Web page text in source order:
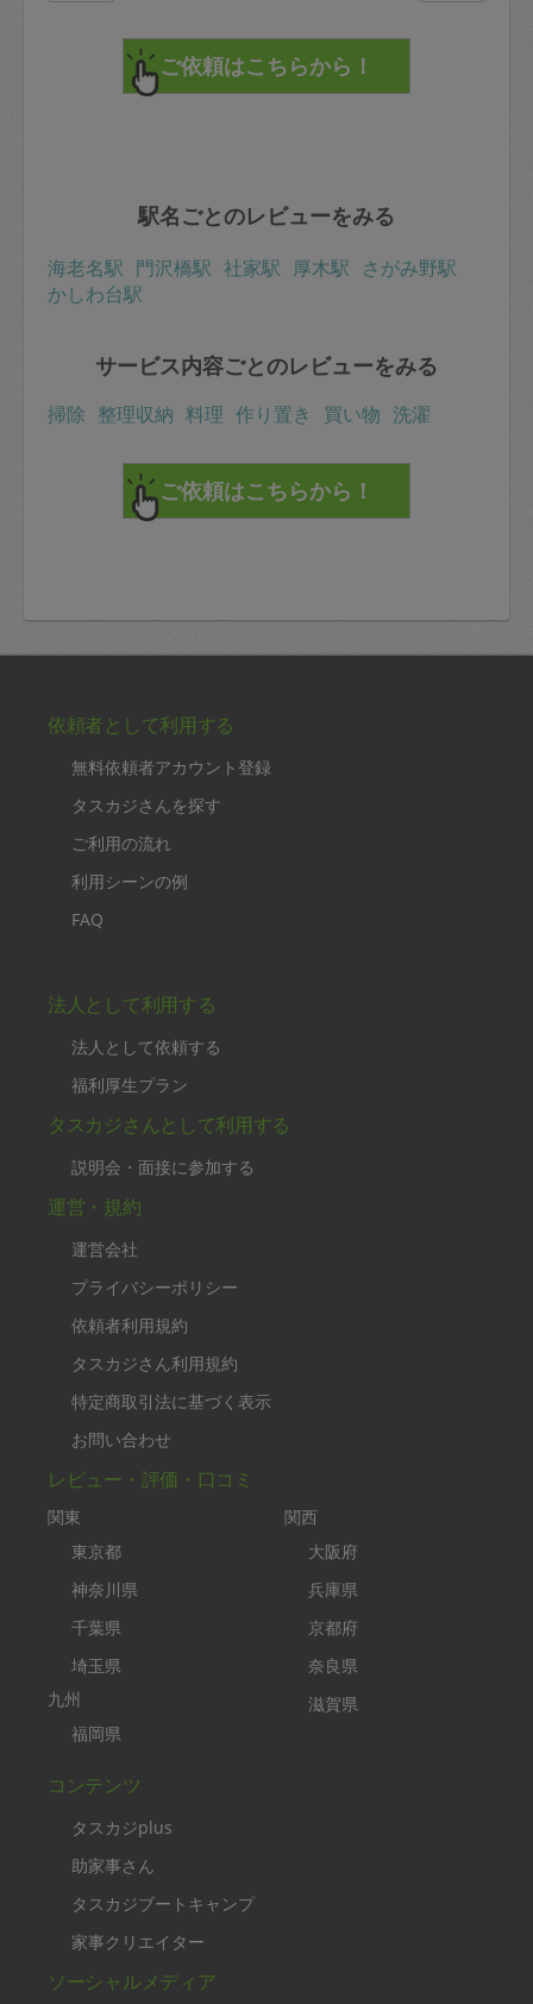
駅名ごとのレビューをみる
海老名駅 門沢橋駅 社家駅 厚木駅 さがみ野駅
かしわ台駅
サービス内容ごとのレビューをみる
掃除 整理収納 料理 作り置き 買い物 洗濯
依頼者として利用する
無料依頼者アカウント登録
タスカジさんを探す
ご利用の流れ
利用シーンの例
FAQ
法人として利用する
法人として依頼する
福利厚生プラン
タスカジさんとして利用する
説明会・面接に参加する
運営・規約
運営会社
プライバシーポリシー
依頼者利用規約
タスカジさん利用規約
特定商取引法に基づく表示
お問い合わせ
レビュー・評価・口コミ
関東
東京都
神奈川県
千葉県
埼玉県
九州
福岡県
関西
大阪府
兵庫県
京都府
奈良県
滋賀県
コンテンツ
タスカジplus
助家事さん
タスカジブートキャンプ
家事クリエイター
ソーシャルメディア